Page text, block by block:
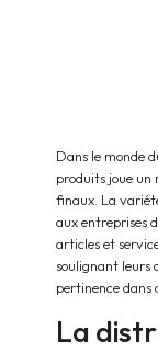
Dans le monde
produits joue un
finaux. La
aux entreprises
articles et
soulignant leurs
pertinence dans
La